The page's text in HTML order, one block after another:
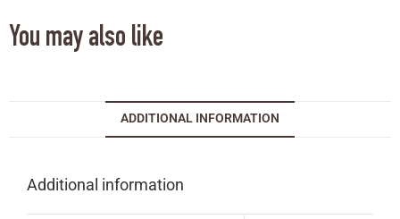
You may also like
ADDITIONAL INFORMATION
Additional information